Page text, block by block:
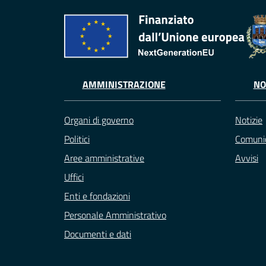
AMMINISTRAZIONE
Organi di governo
Politici
Aree amministrative
Uffici
Enti e fondazioni
Personale Amministrativo
Documenti e dati
Notizie
Avvisi